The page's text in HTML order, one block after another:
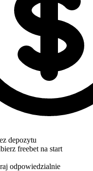
depozytu
freebet na start
odpowiedzialnie